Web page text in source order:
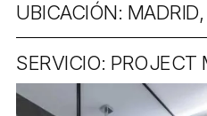
UBICACIÓN:
SERVICIO: PROJECT